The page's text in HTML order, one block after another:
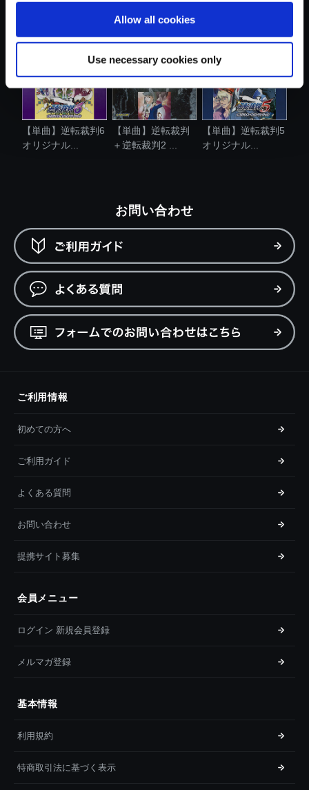
Allow all cookies
Use necessary cookies only
【単曲】逆転裁判6
オリジナル...
【単曲】逆転裁判
＋逆転裁判2 ...
【単曲】逆転裁判5
オリジナル...
お問い合わせ
ご利用情報
初めての方へ
ご利用ガイド
よくある質問
お問い合わせ
提携サイト募集
会員メニュー
ログイン 新規会員登録
メルマガ登録
基本情報
利用規約
特商取引法に基づく表示